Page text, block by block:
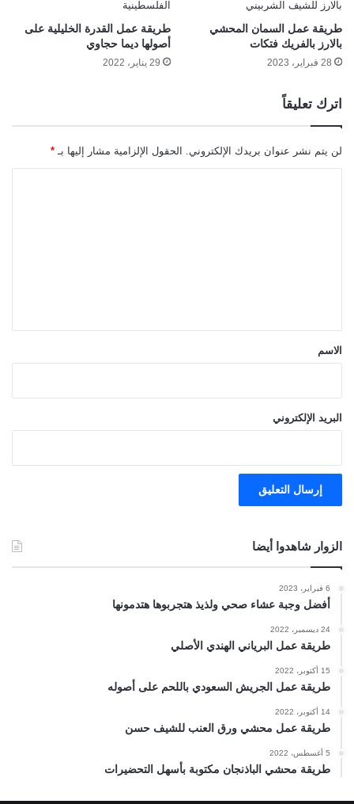
طريقة عمل السمان المحشي
بالارز بالفريك فتكات
28 فبراير، 2023
طريقة عمل القدرة الخليلية على
أصولها ديما حجاوي
29 يناير، 2022
اترك تعليقاً
لن يتم نشر عنوان بريدك الإلكتروني. الحقول الإلزامية مشار إليها بـ *
*الاسم
البريد الإلكتروني
الزوار شاهدوا أيضا
6 فبراير، 2023
أفضل وجبة عشاء صحي ولذيذ هتجربوها هتدمونها
24 ديسمبر، 2022
طريقة عمل البرياني الهندي الأصلي
15 أكتوبر، 2022
طريقة عمل الجريش السعودي باللحم على أصوله
14 أكتوبر، 2022
طريقة عمل محشي ورق العنب للشيف حسن
5 أغسطس، 2022
طريقة محشي الباذنجان مكتوبة بأسهل التحضيرات